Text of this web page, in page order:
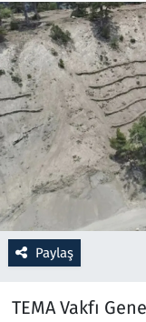
Paylaş
TEMA Vakfı
Ramazan
Resmi İlanlar
Rüya
Sağlık
Savunma
Seçim 2023
Spor